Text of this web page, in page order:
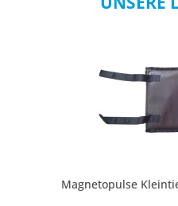
Magnetopulse Kleintier